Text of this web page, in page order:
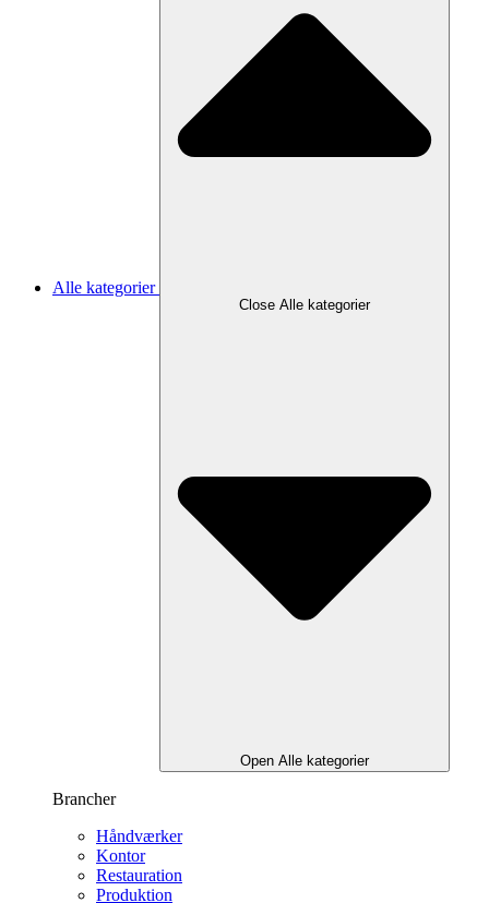
Alle kategorier
Close Alle kategorier
Open Alle kategorier
Brancher
Håndværker
Kontor
Restauration
Produktion